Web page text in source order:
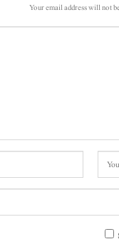
Your email address will not